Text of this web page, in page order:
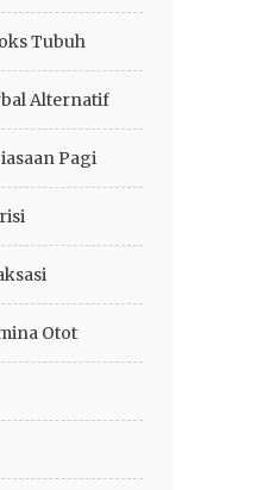
Tubuh
Alternatif
Pagi
Otot